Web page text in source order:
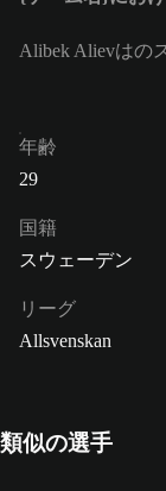
Alibek Alievはの
年齢
29
国籍
スウェーデン
リーグ
Allsvenskan
類似の選手